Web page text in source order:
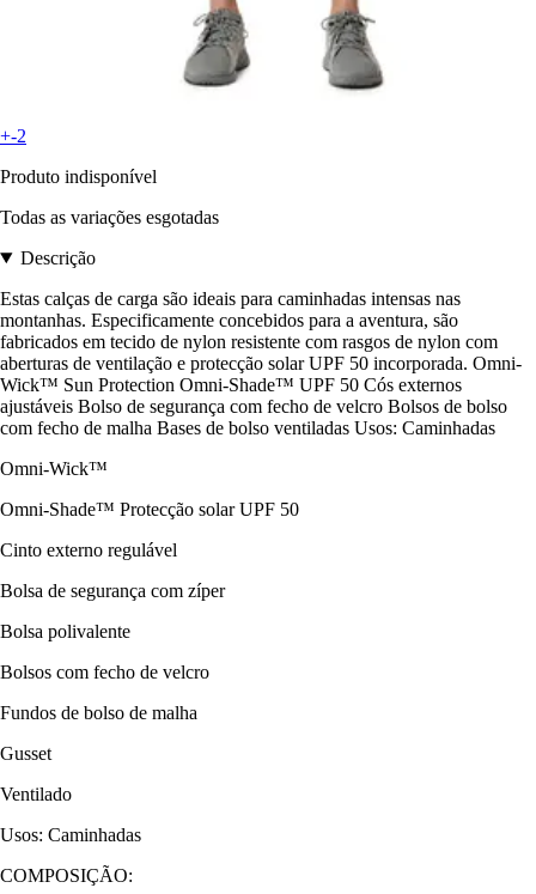
+-2
Produto indisponível
Todas as variações esgotadas
Descrição
Estas calças de carga são ideais para caminhadas intensas nas
montanhas. Especificamente concebidos para a aventura, são
fabricados em tecido de nylon resistente com rasgos de nylon com
aberturas de ventilação e protecção solar UPF 50 incorporada. Omni-
Wick™ Sun Protection Omni-Shade™ UPF 50 Cós externos
ajustáveis Bolso de segurança com fecho de velcro Bolsos de bolso
com fecho de malha Bases de bolso ventiladas Usos: Caminhadas
Omni-Wick™
Omni-Shade™ Protecção solar UPF 50
Cinto externo regulável
Bolsa de segurança com zíper
Bolsa polivalente
Bolsos com fecho de velcro
Fundos de bolso de malha
Gusset
Ventilado
Usos: Caminhadas
COMPOSIÇÃO: